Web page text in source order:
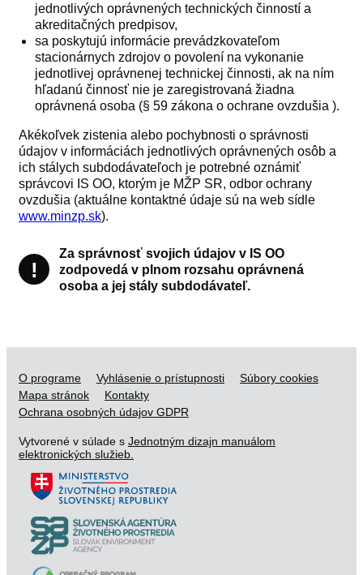
jednotlivých oprávnených technických činností a
akreditačných predpisov,
sa poskytujú informácie prevádzkovateľom
stacionárnych zdrojov o povolení na vykonanie
jednotlivej oprávnenej technickej činnosti, ak na ním
hľadanú činnosť nie je zaregistrovaná žiadna
oprávnená osoba (§ 59 zákona o ochrane ovzdušia ).
Akékoľvek zistenia alebo pochybnosti o správnosti
údajov v informáciách jednotlivých oprávnených osôb a
ich stálych subdodávateľoch je potrebné oznámiť
správcovi IS OO, ktorým je MŽP SR, odbor ochrany
ovzdušia (aktuálne kontaktné údaje sú na web sídle
www.minzp.sk).
!
Upozornenie
Za správnosť svojich údajov v IS OO
zodpovedá v plnom rozsahu oprávnená
osoba a jej stály subdodávateľ.
O programe Vyhlásenie o prístupnosti
Súbory cookies
Mapa stránok
Kontakty
Ochrana osobných údajov GDPR
Vytvorené v súlade s Jednotným dizajn manuálom
elektronických služieb.